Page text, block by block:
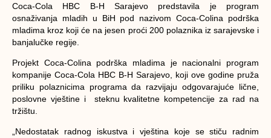
Coca-Cola HBC B-H Sarajevo predstavila je program
osnaživanja mladih u BiH pod nazivomCoca-Colina podrška
mladima kroz koji će na jesen proći 200 polaznika iz sarajevske i
banjalučke regije.
Projekt Coca-Colina podrška mladima je nacionalni program
kompanije Coca-Cola HBC B-H Sarajevo, koji ove godine pruža
priliku polaznicima programa da razvijaju odgovarajuće lične,
poslovne vještine i steknu kvalitetne kompetencije za rad na
tržištu.
„Nedostatak radnog iskustva i vještina koje se stiču radnim